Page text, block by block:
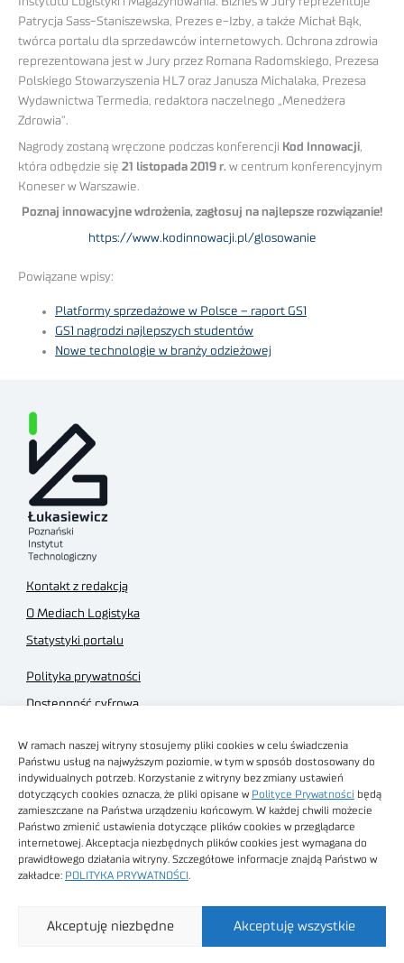
W ramach naszej witryny stosujemy pliki cookies w celu świadczenia
Państwu usług na najwyższym poziomie, w tym w sposób dostosowany do
indywidualnych potrzeb. Korzystanie z witryny bez zmiany ustawień
dotyczących cookies oznacza, że pliki opisane w Polityce Prywatności będą
zamieszczane na Państwa urządzeniu końcowym. W każdej chwili możecie
Państwo zmienić ustawienia dotyczące plików cookies w przeglądarce
internetowej. Akceptacja niezbędnych plików cookies jest wymagana do
prawidłowego działania witryny. Szczegółowe informacje znajdą Państwo w
zakładce: POLITYKA PRYWATNOŚCI
Akceptuję wszystkie
Akceptuję niezbędne
Patrycja Sass-Staniszewska, Prezes e-Izby, a także Michał Bąk,
twórca portalu dla sprzedawców internetowych. Ochrona zdrowia
reprezentowana jest w Jury przez Romana Radomskiego, Prezesa
Polskiego Stowarzyszenia HL7 oraz Janusza Michalaka, Prezesa
Wydawnictwa Termedia, redaktora naczelnego „Menedżera
Zdrowia”.
Nagrody zostaną wręczone podczas konferencji Kod Innowacji,
która odbędzie się 21 listopada 2019 r. w centrum konferencyjnym
Koneser w Warszawie.
Poznaj innowacyjne wdrożenia, zagłosuj na najlepsze rozwiązanie!
https://www.kodinnowacji.pl/glosowanie
Powiązane wpisy:
Platformy sprzedażowe w Polsce – raport GS1
GS1 nagrodzi najlepszych studentów
Nowe technologie w branży odzieżowej
Kontakt z redakcją
O Mediach Logistyka
Statystyki portalu
Polityka prywatności
Dostępność cyfrowa
Regulamin sklepu
Obrazy stockowe
autorstwa
Technologiczny